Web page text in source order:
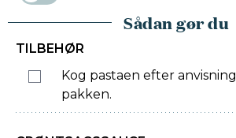
Sådan gør du
TILBEHØR
Kog pastaen efter
pakken.